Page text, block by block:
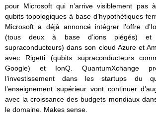
pour Microsoft qui n’arrive visiblement pas
qubits topologiques à base d’hypothétiques
Microsoft a déjà annoncé intégrer l’offre
(tous deux à base d’ions piégés)
supraconducteurs) dans son cloud Azure et
avec Rigetti (qubits supraconducteurs
Google) et IonQ. QuantumXchange
l’investissement dans les startups du
l’enseignement supérieur vont continuer
avec la croissance des budgets mondiaux
le domaine. Makes sense.